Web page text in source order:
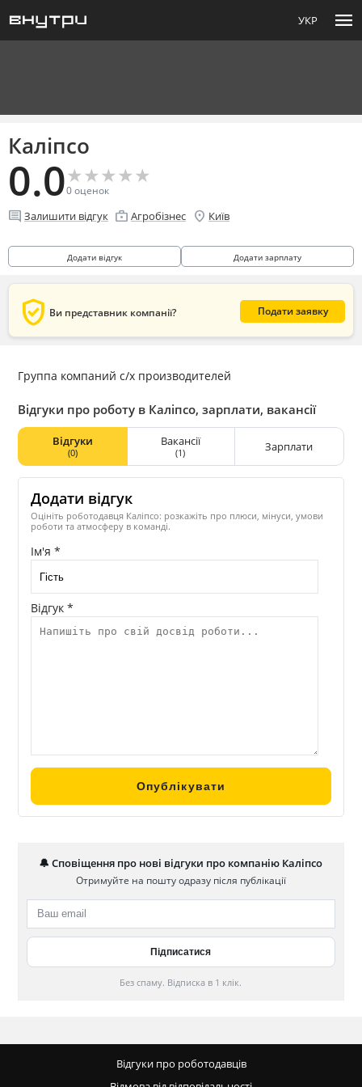
УКР menu
Каліпсо
0.0★
★★
★★
★★
★★
★
0оценок
comment Залишити відгук enterprise Агробізнес location_on Київ
Додати відгук Додати зарплату
verified_user Ви представник компанії? Подати заявку
Группа компаний с/х производителей
Відгуки про роботу в Каліпсо, зарплати, вакансії
Відгуки
(0)
Вакансії
(1) Зарплати
Додати відгук
Оцініть роботодавця Каліпсо: розкажіть про плюси, мінуси, умови
роботи та атмосферу в команді.
Ім'я *
Відгук *
🔔 Сповіщення про нові відгуки про компанію Каліпсо
Отримуйте на пошту одразу після публікації
Без спаму. Відписка в 1 клік.
Відгуки про роботодавців